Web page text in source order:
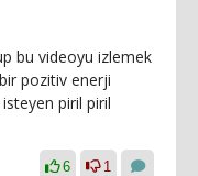
bu videoyu izlemek
pozitiv enerji
piril piril
6 1